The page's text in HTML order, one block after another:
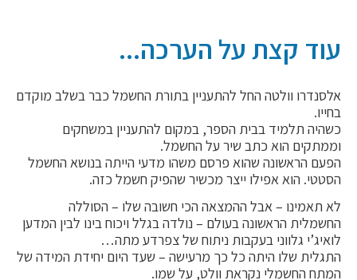
עוד קצת על הערכה...
אלסנדרו וולטה החל להתעניין בתורת החשמל כבר בשלב מוקדם
בחייו.
כשהיה תלמיד בבית הספר, במקום להתעניין במשחקים
וממתקים הוא כתב שיר על החשמל.
הפעם הראשונה שהוא פרסם משהו מדעי הייתה בנושא החשמל
הסטטי. הוא אפילו ייצר מכשיר שהפיק חשמל כזה.
לא תאמינו – אבל ההמצאה הכי חשובה שלו – הסוללה
החשמלית הראשונה בעולם – נולדה בגלל ויכוח בינו לבין המדען
לואיג’י גלווני בעקבות ניתוח של צפרדע מתה…
התגלית שלו היתה כל כך מרעישה – שעד היום יחידת המידה של
המתח החשמלי נקראת וולט, על שמו.